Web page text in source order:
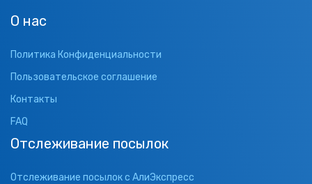
О нас
Политика Конфиденциальности
Пользовательское соглашение
Контакты
FAQ
Отслеживание посылок
Отслеживание посылок с АлиЭкспресс